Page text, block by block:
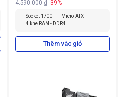
4.590.000 ₫ -39%
Socket 1700
Micro-ATX
4 khe RAM - DDR4
Thêm vào giỏ